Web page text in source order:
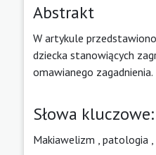
Abstrakt
W artykule
dziecka stanowiących
omawianego zagadnienia.
Słowa kluczowe:
Makiawelizm patologia